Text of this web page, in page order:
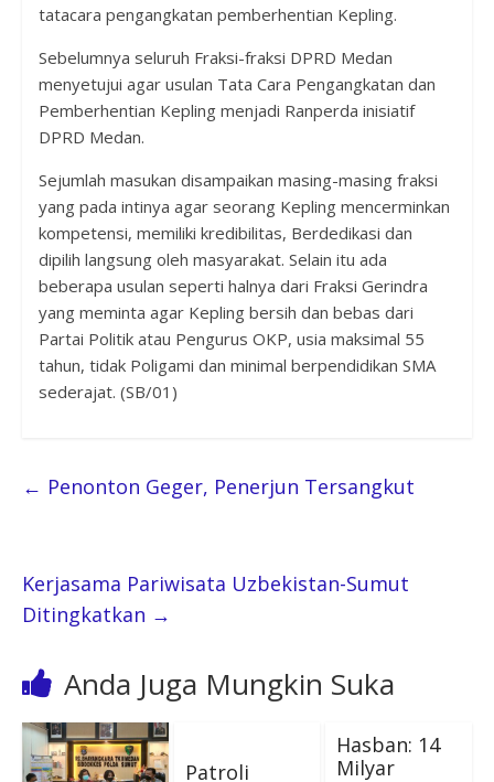
tatacara pengangkatan pemberhentian Kepling.
Sebelumnya seluruh Fraksi-fraksi DPRD Medan
menyetujui agar usulan Tata Cara Pengangkatan dan
Pemberhentian Kepling menjadi Ranperda inisiatif
DPRD Medan.
Sejumlah masukan disampaikan masing-masing fraksi
yang pada intinya agar seorang Kepling mencerminkan
kompetensi, memiliki kredibilitas, Berdedikasi dan
dipilih langsung oleh masyarakat. Selain itu ada
beberapa usulan seperti halnya dari Fraksi Gerindra
yang meminta agar Kepling bersih dan bebas dari
Partai Politik atau Pengurus OKP, usia maksimal 55
tahun, tidak Poligami dan minimal berpendidikan SMA
sederajat. (SB/01)
← Penonton Geger, Penerjun Tersangkut
Kerjasama Pariwisata Uzbekistan-Sumut
Ditingkatkan →
Anda Juga Mungkin Suka
Patroli
Hasban: 14
Milyar